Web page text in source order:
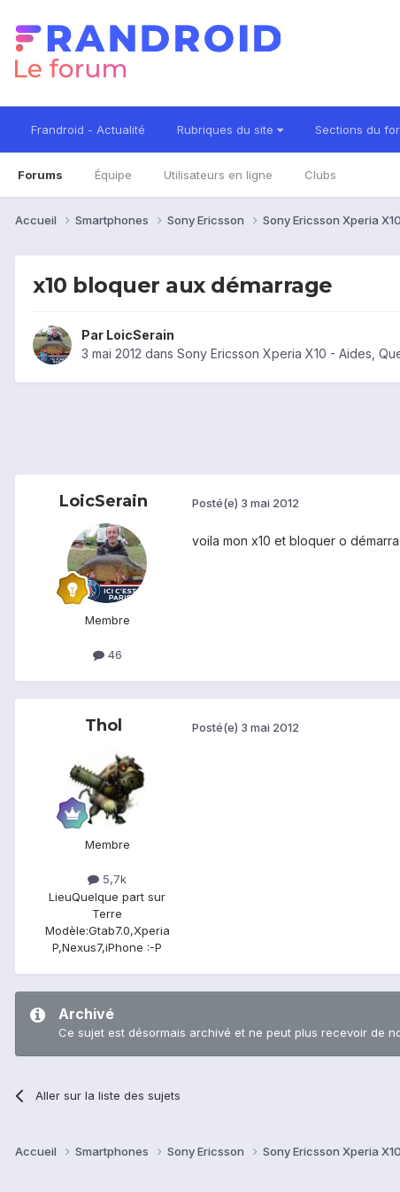
Frandroid - Actualité Rubriques du site Sections du
Forums Équipe Utilisateurs en ligne Clubs
Accueil Smartphones Sony Ericsson Sony Ericsson Xperia X10
x10 bloquer aux démarrage
Par LoicSerain
3 mai 2012 dans Sony Ericsson Xperia X10 - Aides,
LoicSerain
Membre
46
Posté(e) 3 mai 2012
voila mon x10 et bloquer o
Thol
Membre
5,7k
LieuQuelque part sur
Terre
Modèle:Gtab7.0,Xperia
P,Nexus7,iPhone :-P
Posté(e) 3 mai 2012
Archivé
Ce sujet est désormais archivé et ne peut plus recevoir de
Aller sur la liste des sujets
Accueil Smartphones Sony Ericsson Sony Ericsson Xperia X10